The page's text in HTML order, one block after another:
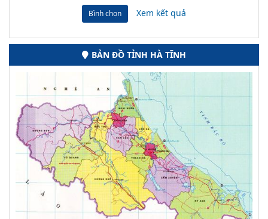
Bình chọn Xem kết quả
BẢN ĐỒ TỈNH HÀ TĨNH